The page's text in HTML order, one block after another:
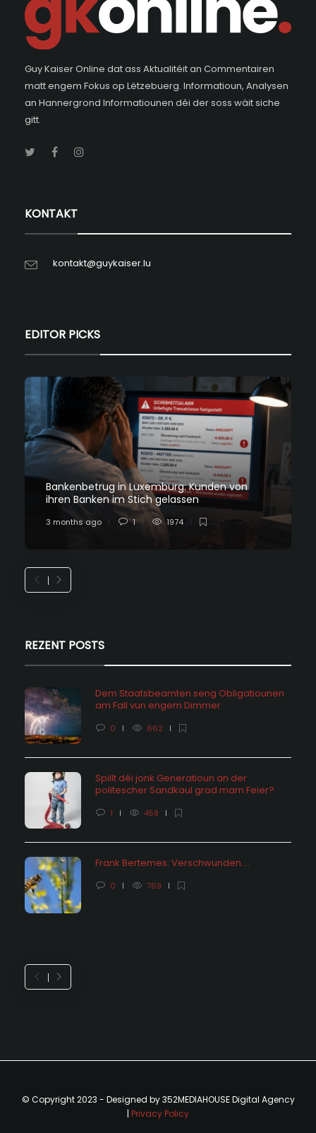
Guy Kaiser Online dat ass Aktualitéit an Commentairen
matt engem Fokus op Lëtzebuerg. Informatioun, Analysen
an Hannergrond Informatiounen déi der soss wäit siche
gitt.
KONTAKT
kontakt@guykaiser.lu
EDITOR PICKS
Bankenbetrug in Luxemburg: Kunden von
ihren Banken im Stich gelassen
3 months ago 1 1974
REZENT POSTS
Dem Staatsbeamten seng Obligatiounen
am Fall vun engem Dimmer
0 662
Spillt déi jonk Generatioun an der
politescher Sandkaul grad mam Feier?
1 458
Frank Bertemes: Verschwunden….
0 769
© Copyright 2023 - Designed by 352MEDIAHOUSE Digital Agency
| Privacy Policy